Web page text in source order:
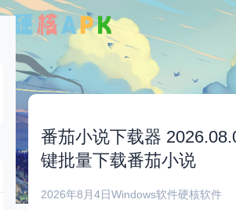
番茄小说下载器
键批量下载番茄小说
2026年8月4日Windows软件硬核软件